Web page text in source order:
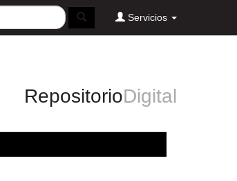
Servicios
RepositorioDigital